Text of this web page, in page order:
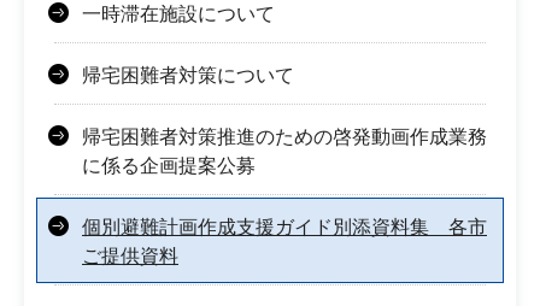
一時滞在施設について
帰宅困難者対策について
帰宅困難者対策推進のための啓発動画作成業務
に係る企画提案公募
個別避難計画作成支援ガイド別添資料集 各市
ご提供資料